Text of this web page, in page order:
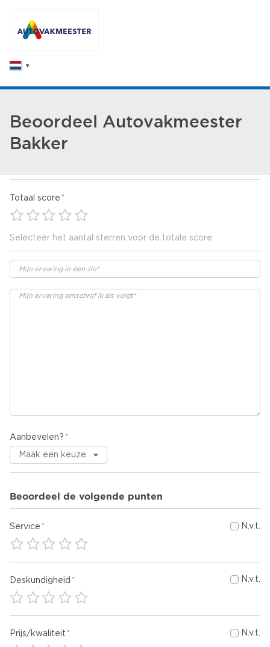
Beoordeel Autovakmeester
Bakker
Totaal score
Selecteer het aantal sterren voor de totale score
Aanbevelen?
Beoordeel de volgende punten
Service N.v.t.
Deskundigheid N.v.t.
Prijs/kwaliteit N.v.t.